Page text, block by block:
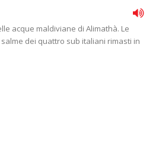
acque maldiviane di Alimathà. Le
dei quattro sub italiani rimasti in